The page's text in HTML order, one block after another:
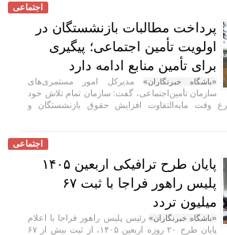
اجتماعی
پرداخت مطالبات بازنشستگان در
اولویت تأمین اجتماعی؛ پیگیری
برای تأمین منابع ادامه دارد
«باشگاه خبرنگاران» مدیرکل امور مستمری‌های
سازمان تأمین‌اجتماعی، گفت: سازمان تمام تلاش خود
وقت مابه‌التفاوت افزایش حقوق بازنشستگان و
اجتماعی
پایان طرح ترافیکی اربعین ۱۴۰۵
پلیس راهور فراجا با ثبت ۶۷
میلیون تردد
«باشگاه خبرنگاران» رئیس پلیس راهور فراجا با اعلام
پایان طرح ۲۰ روزه اربعین ۱۴۰۵، از ثبت بیش از ۶۷